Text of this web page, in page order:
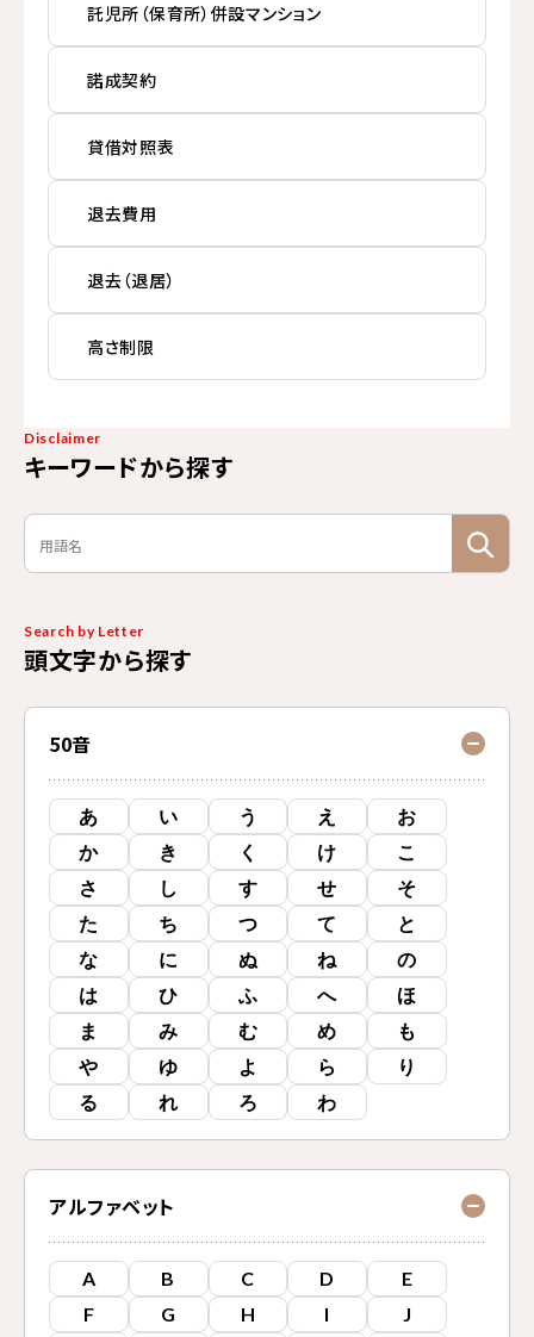
Disclaimer
キーワードから探す
Search by Letter
頭文字から探す
50音
あ い う え
お
か
き く け
こ
さ
し す せ
そ
た
ち つ て
と
な
に ぬ ね
の
は
ひ ふ へ
ほ
ま
み む め
も
や
ゆ よ ら
り
る
れ ろ わ
アルファベット
A B C D
E
F
G H I
J
託児所（保育所）併設マンション
諾成契約
貸借対照表
退去費用
退去（退居）
高さ制限